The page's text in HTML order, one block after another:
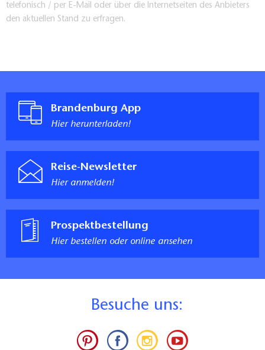
telefonisch / per E-Mail oder über die Internetseiten des Anbieters
den aktuellen Stand zu erfragen.
Brandenburg App
Hier herunterladen!
Reise-Newsletter
Hier anmelden!
Prospektbestellung
Hier bestellen oder online ansehen
Besuche uns: